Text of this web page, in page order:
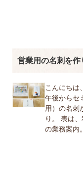
営業用の名刺を作
こんにち
午後からセ
用）の名刺
り。 表は
の業務案内